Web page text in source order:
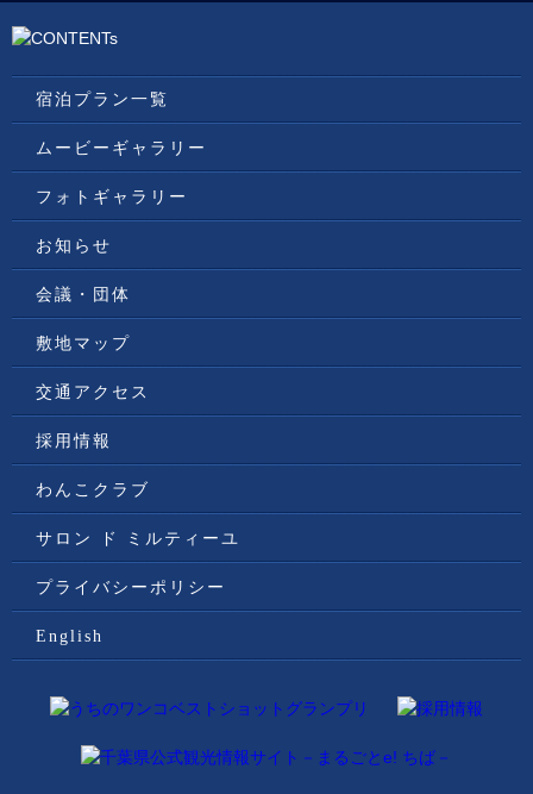
宿泊プラン一覧
ムービーギャラリー
フォトギャラリー
お知らせ
会議・団体
敷地マップ
交通アクセス
採用情報
わんこクラブ
サロン ド ミルティーユ
プライバシーポリシー
English